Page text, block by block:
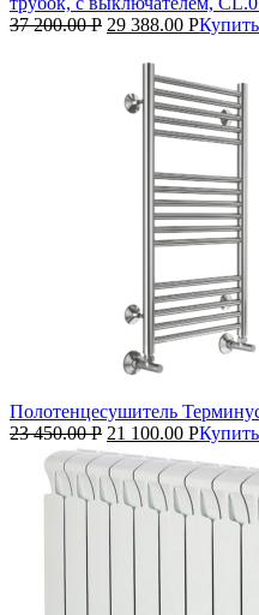
37 200.00Р 29 388.00 РКупить
Полотенцесушитель
23 450.00Р 21 100.00 РКупить